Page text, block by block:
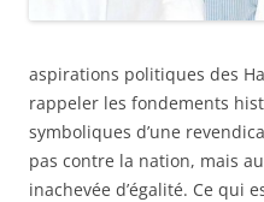
aspirations politiques des
rappeler les fondements
symboliques d’une
pas contre la nation, mais
inachevée d’égalité. Ce qui